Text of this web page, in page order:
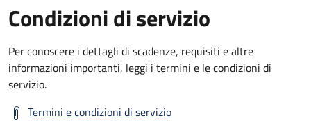
Condizioni di servizio
Per conoscere i dettagli di scadenze, requisiti e altre
informazioni importanti, leggi i termini e le condizioni di
servizio.
Termini e condizioni di servizio